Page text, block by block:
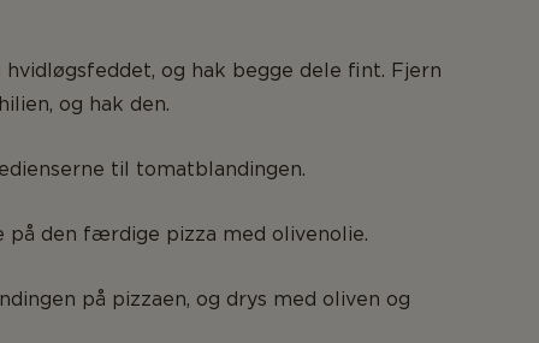
og hak begge dele fint. Fjern
og hak den.
til tomatblandingen.
på den færdige pizza med olivenolie.
på pizzaen, og drys med oliven og